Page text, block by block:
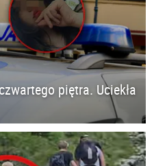
piętra. Uciekła